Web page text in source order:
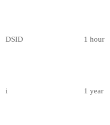
DSID 1 hour
i 1 year